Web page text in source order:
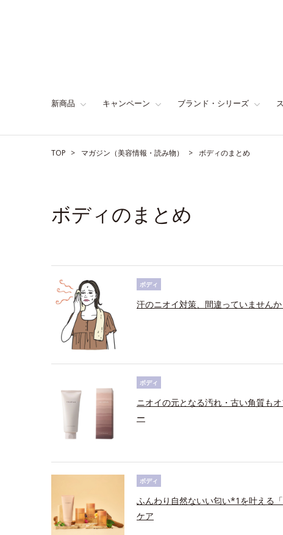
新商品 キャンペーン ブランド・シリーズ
TOP マガジン（美容情報・読み物） ボディのまとめ
ボディのまとめ
ボディ
汗のニオイ対策、間違っていませんか
ボディ
ニオイの元となる汚れ・古い角質も
ー
ボディ
ふんわり自然ないい匂い*1を叶える
ケア